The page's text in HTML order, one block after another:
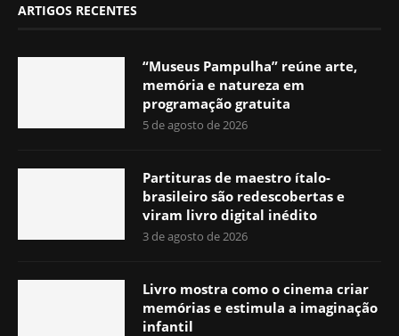
ARTIGOS RECENTES
“Museus Pampulha” reúne arte,
memória e natureza em
programação gratuita
5 de agosto de 2026
Partituras de maestro ítalo-
brasileiro são redescobertas e
viram livro digital inédito
3 de agosto de 2026
Livro mostra como o cinema criar
memórias e estimula a imaginação
infantil